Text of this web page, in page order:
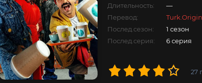
Длительность:
—
Перевод:
Послед.сезон:
1 сезон
Послед.серия:
6 серия
27